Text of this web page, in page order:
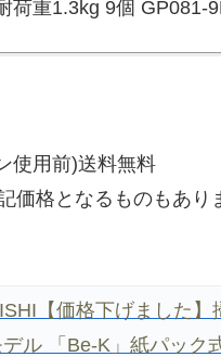
荷重1.3kg 9個 GP081-
使用前)送料無料
価格となるものもあ
【価格下げました
ル 「Be-K」紙パック